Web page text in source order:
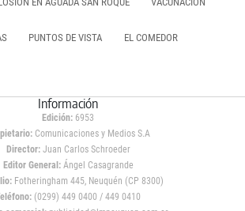
PUNTOS DE VISTA EL COMEDOR
Información
Edición: 6953
Comunicaciones y Medios S.A
Director: Juan Carlos Schroeder
Editor General:Ángel Casagrande
Fotheringham 445, Neuquén (CP 8300)
(0299) 449 0400 / 449 0410